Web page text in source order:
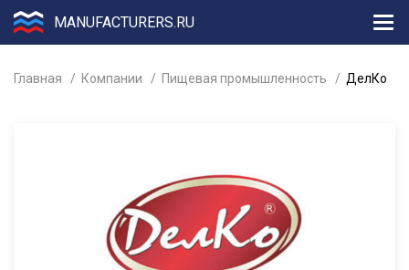
MANUFACTURERS.RU
Главная Компании Пищевая промышленность ДелКо